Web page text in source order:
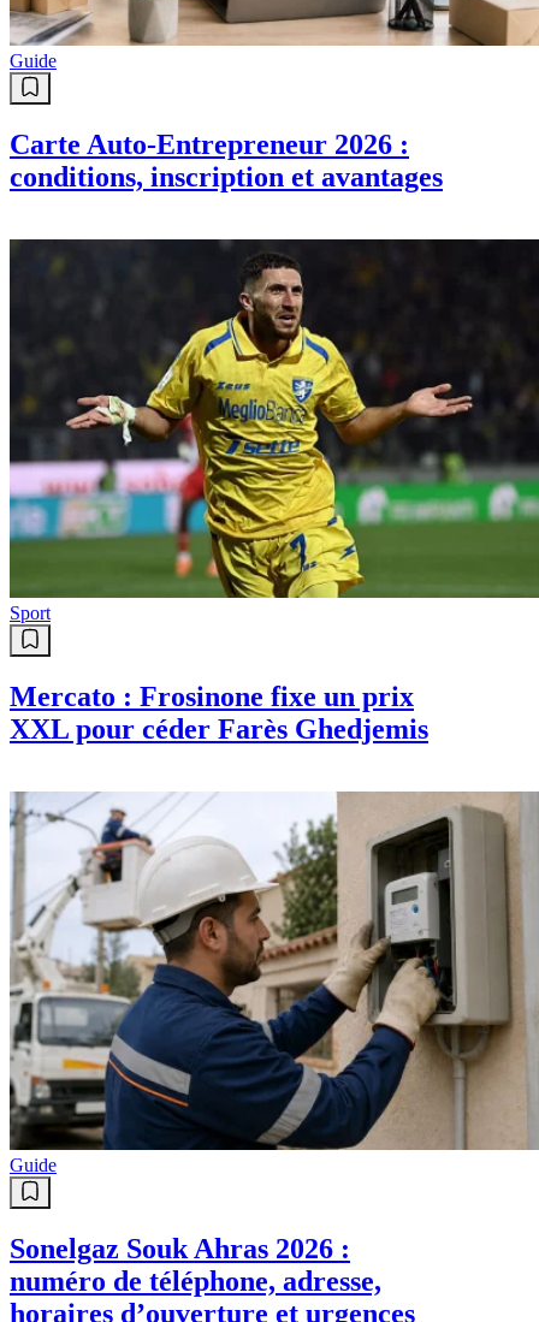
Guide
Carte Auto-Entrepreneur 2026 :
conditions, inscription et avantages
Sport
Mercato : Frosinone fixe un prix
XXL pour céder Farès Ghedjemis
Guide
Sonelgaz Souk Ahras 2026 :
numéro de téléphone, adresse,
horaires d’ouverture et urgences